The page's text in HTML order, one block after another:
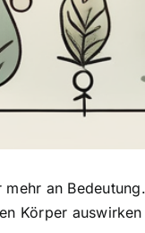
an
Körper